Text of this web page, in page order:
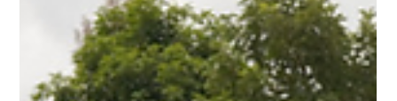
O Rio de Janeiro amanheceu nesta terça-feira (28) sob forte
tensão. A “Operação Contenção”, deflagrada nas primeiras
horas do dia nos complexos do Alemão e da Penha, na Zona
Norte, já deixou 64 mortos , segundo informações do Palácio
Guanabara. Entre as vítimas estão dois policiais civis e dois